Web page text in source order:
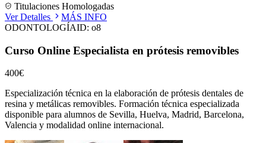
Titulaciones Homologadas
Ver Detalles
MÁS INFO
ODONTOLOGÍAID: o8
Curso Online Especialista en prótesis removibles
400€
Especialización técnica en la elaboración de prótesis dentales de
resina y metálicas removibles. Formación técnica especializada
disponible para alumnos de Sevilla, Huelva, Madrid, Barcelona,
Valencia y modalidad online internacional.